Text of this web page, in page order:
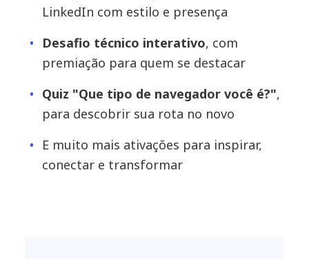
LinkedIn com estilo e presença
Desafio técnico interativo, com
premiação para quem se destacar
Quiz "Que tipo de navegador você é?",
para descobrir sua rota no novo
E muito mais ativações para inspirar,
conectar e transformar